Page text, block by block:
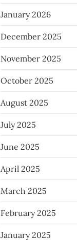
January 2026
December 2025
November 2025
October 2025
August 2025
July 2025
June 2025
April 2025
March 2025
February 2025
January 2025